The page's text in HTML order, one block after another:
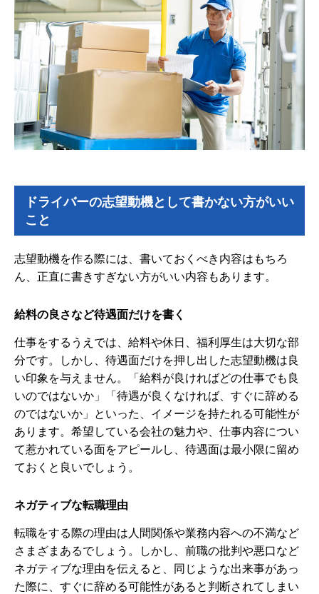
ドライバーの志望動機として書かない方がいい
こと
志望動機を作る際には、書いておくべき内容はもちろ
ん、正直に書きすぎない方がいい内容もあります。
給料の良さなど待遇面だけを書く
仕事をするうえでは、給料や休日、福利厚生は大切な部
分です。しかし、待遇面だけを押し出した志望動機は良
い印象を与えません。「給料が良ければどの仕事でも良
いのではないか」「待遇が良くなければ、すぐに辞める
のではないか」といった、イメージを持たれる可能性が
あります。希望している会社の魅力や、仕事内容につい
て惹かれている面をアピールし、待遇面は最小限に留め
ておくと良いでしょう。
ネガティブな転職理由
転職をする際の理由は人間関係や業務内容への不満など
さまざまあるでしょう。しかし、前職の批判や悪口など
ネガティブな理由を伝えると、同じような出来事があっ
た際に、すぐに辞める可能性があると判断されてしまい